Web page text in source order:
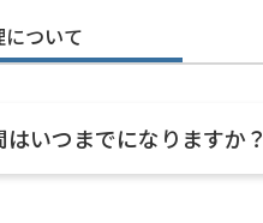
ついて
いつまでになりますか？